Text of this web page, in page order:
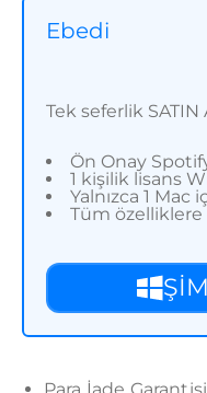
Ebedi
Tek seferlik SATIN
Ön Onay
1 kişilik lisans
Yalnızca 1 Mac
Tüm